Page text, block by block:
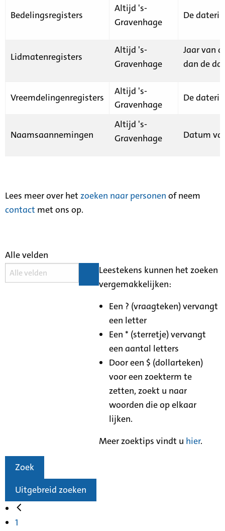
Bedelingsregisters
Altijd 's-
Gravenhage
De
Lidmatenregisters
Altijd 's-
Gravenhage
Jaar van
dan de
Vreemdelingenregisters
Altijd 's-
Gravenhage
De
Naamsaannemingen
Altijd 's-
Gravenhage
Datum
Lees meer over het zoeken naar personen of neem
contact met ons op.
Alle velden
Leestekens kunnen het zoeken
vergemakkelijken:
Een ? (vraagteken) vervangt
een letter
Een * (sterretje) vervangt
een aantal letters
Door een $ (dollarteken)
voor een zoekterm te
zetten, zoekt u naar
woorden die op elkaar
lijken.
Meer zoektips vindt u hier.
Zoek
Uitgebreid zoeken
1